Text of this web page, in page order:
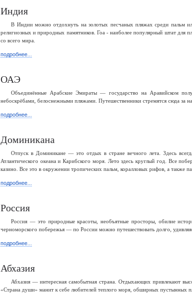
Индия
В Индии можно отдохнуть на золотых песчаных пляжах среди пальм
религиозных и природных памятников. Гоа - наиболее популярный штат для
со всего мира.
подробнее...
ОАЭ
Объединённые Арабские Эмираты — государство на Аравийском
небоскрёбами, белоснежными пляжами. Путешественники стремятся сюда
подробнее...
Доминикана
Отпуск в Доминикане — это отдых в стране вечного лета. Здесь
Атлантического океана и Карибского моря. Лето здесь круглый год. Все
казино. Все это в окружении тропических пальм, коралловых рифов, а также
подробнее...
Россия
Россия — это природные красоты, необъятные просторы, обилие
черноморского побережья — по России можно путешествовать долго,
подробнее...
Абхазия
Абхазия — интересная самобытная страна. Отдыхающих привлекают
«Страна души» манит к себе любителей теплого моря, обширных пустынных